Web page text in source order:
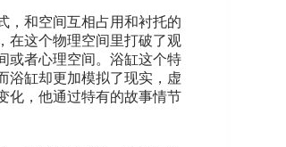
，和空间互相占用和衬托的
在这个物理空间里打破了观
或者心理空间。浴缸这个特
浴缸却更加模拟了现实，虚
化，他通过特有的故事情节